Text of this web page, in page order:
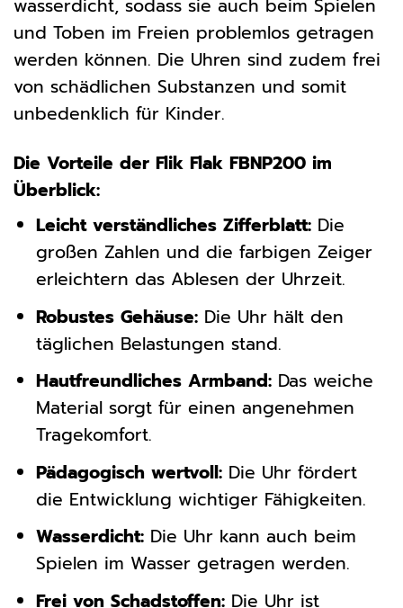
wasserdicht, sodass sie auch beim Spielen
und Toben im Freien problemlos getragen
werden können. Die Uhren sind zudem frei
von schädlichen Substanzen und somit
unbedenklich für Kinder.
Die Vorteile der Flik Flak FBNP200 im
Überblick:
Leicht verständliches Zifferblatt:Die
großen Zahlen und die farbigen Zeiger
erleichtern das Ablesen der Uhrzeit.
Robustes Gehäuse:Die Uhr hält den
täglichen Belastungen stand.
Hautfreundliches Armband:Das weiche
Material sorgt für einen angenehmen
Tragekomfort.
Pädagogisch wertvoll:Die Uhr fördert
die Entwicklung wichtiger Fähigkeiten.
Wasserdicht:Die Uhr kann auch beim
Spielen im Wasser getragen werden.
Frei von Schadstoffen:Die Uhr ist